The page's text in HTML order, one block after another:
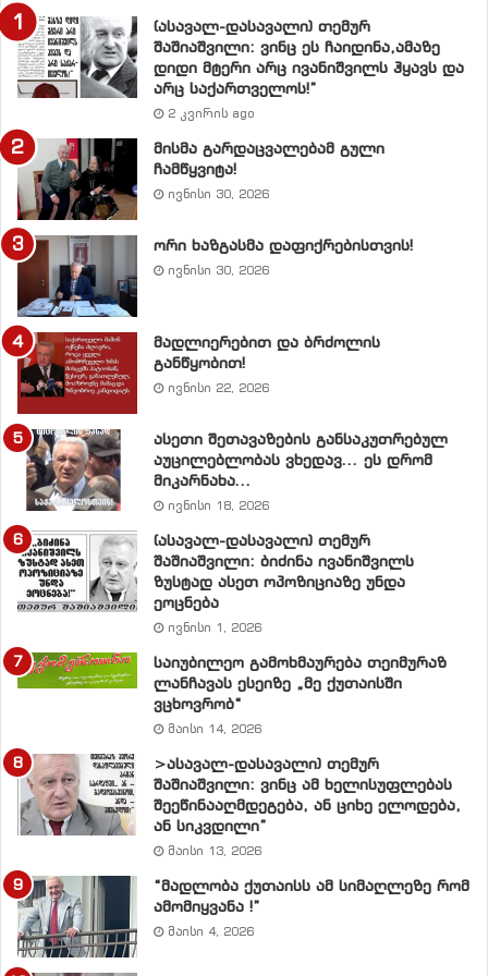
კითხვაც უსუსურად და ბოლოხარისხოვნად მეჩვენება,
თუ ვინ დაიწყო ომი – სააკაშვილმა თუ რუსულმა
მხარემ? – ჩემთვის არაფრისმთქმელი კითხვა,
რომელზეც აიგო ტალიავინის კომისიის
მრავალგვერდიანი დასკვნა.
მე კი ამ ომთან მიმართებაში დღემდე სულ სხვა კითხვა
მიჩნდება. რატომ არ მიიღეს სათანადო ზომები იმ
დიდმა სახელმწიფოებმა, ვინც თითქოსდა ჩვენს
მოსატყუებლად ზურგს უმაგრებდა ჩვენს პრეზიდენტს?
რატომ დაუშვეს ეს ომი? როგორ არ შეეძლოთ ამ ომის
შეჩერება?
ამ ომში ჩადებული ხარჯებით ბევრად უკეთესი საქმის
გაკეთება შეიძლებოდა… აეშენებინათ ერთი დიდი
ფაბრიკა ან ქარხანა საქართველოში, სადაც
დასაქმდებოდა ჩვენი ხალხი, მოეძებნათ ჩვენს
კეთილისმსურველ უცხოელ სახელმწიფოებს
საქართველოში შექმნილი პროდუქციისათვის
სარეალიზაციო ევროპული ბაზარი და ხელი შეეწყოთ
ქართული ოჯახების ძლიერებისა და
გამრავლებისათვის, რომელთა 70% დანგრეულია
ეკონომიკური სიდუხჭირის გამო.
სწორედ რომ ამ ომში მოტყუებულ ჩვენს პრეზიდენტზე
თქვა უარი ქართველმა ხალხმა, რომელიც დარწმუნდა
მის წინდაუხედავ დიპლომატიასა და პოლიტიკაში,
უარი განუცხადა მის მიერ დანერგილ „გათიშე და
იბატონეს“ პრინციპს, ასევე, ქვეყანაში გამეფებულ
მცირე ჯგუფის უზურპაციას, რაც მან თავს მოახვია
ხალხს და ქართული კანონმდებლობისა და
საქართველოს კონსტიტუციის უხეშ დარღვევაში
გადაიზარდა.
(ასავალ-დასავალი) თემურ
შაშიაშვილი: ვინც ეს ჩაიდინა,ამაზე
დიდი მტერი არც ივანიშვილს ჰყავს და
არც საქართველოს!”
2 კვირის ago
მისმა გარდაცვალებამ გული
ჩამწყვიტა!
ივნისი 30, 2026
ორი ხაზგასმა დაფიქრებისთვის!
ივნისი 30, 2026
მადლიერებით და ბრძოლის
განწყობით!
ივნისი 22, 2026
ასეთი შეთავაზების განსაკუთრებულ
აუცილებლობას ვხედავ… ეს დრომ
მიკარნახა…
ივნისი 18, 2026
(ასავალ-დასავალი) თემურ
შაშიაშვილი: ბიძინა ივანიშვილს
ზუსტად ასეთ ოპოზიციაზე უნდა
ეოცნება
ივნისი 1, 2026
საიუბილეო გამოხმაურება თეიმურაზ
ლანჩავას ესეიზე „მე ქუთაისში
ვცხოვრობ“
მაისი 14, 2026
>ასავალ-დასავალი) თემურ
შაშიაშვილი: ვინც ამ ხელისუფლებას
შეეწინააღმდეგება, ან ციხე ელოდება,
ან სიკვდილი”
მაისი 13, 2026
“მადლობა ქუთაისს ამ სიმაღლეზე რომ
ამომიყვანა !”
მაისი 4, 2026